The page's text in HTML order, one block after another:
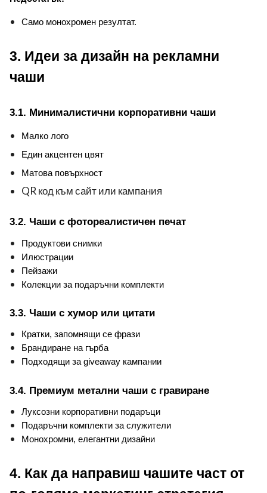
Само монохромен резултат.
3. Идеи за дизайн на рекламни
чаши
3.1. Минималистични корпоративни чаши
Малко лого
Един акцентен цвят
Матова повърхност
QR код към сайт или кампания
3.2. Чаши с фотореалистичен печат
Продуктови снимки
Илюстрации
Пейзажи
Колекции за подаръчни комплекти
3.3. Чаши с хумор или цитати
Кратки, запомнящи се фрази
Брандиране на гърба
Подходящи за giveaway кампании
3.4. Премиум метални чаши с гравиране
Луксозни корпоративни подаръци
Подаръчни комплекти за служители
Монохромни, елегантни дизайни
4. Как да направиш чашите част от